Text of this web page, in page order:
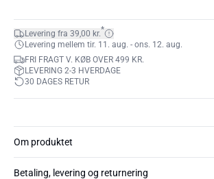
Levering fra 39,00 kr.*
Levering mellem tir. 11. aug. - ons. 12. aug.
FRI FRAGT V. KØB OVER 499 KR.
LEVERING 2-3 HVERDAGE
30 DAGES RETUR
Om produktet
Betaling, levering og returnering